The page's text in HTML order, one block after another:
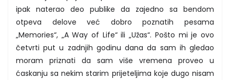
ipak naterao deo publike da zajedno sa bendom
otpeva delove već dobro poznatih pesama
„Memories“, „A Way of Life“ ili „Užas“. Pošto mi je ovo
četvrti put u zadnjih godinu dana da sam ih gledao
moram priznati da sam više vremena proveo u
ćaskanju sa nekim starim prijeteljima koje dugo nisam